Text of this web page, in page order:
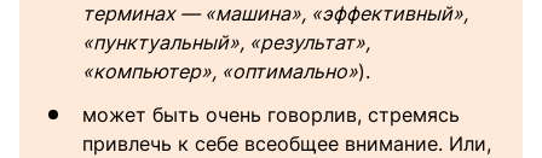
терминах — «машина», «эффективный»,
«пунктуальный», «результат»,
«компьютер», «оптимально»).
может быть очень говорлив, стремясь
привлечь к себе всеобщее внимание. Или,